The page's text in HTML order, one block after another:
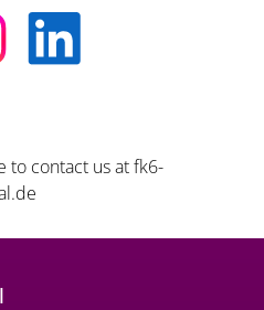
to contact us atfk6-